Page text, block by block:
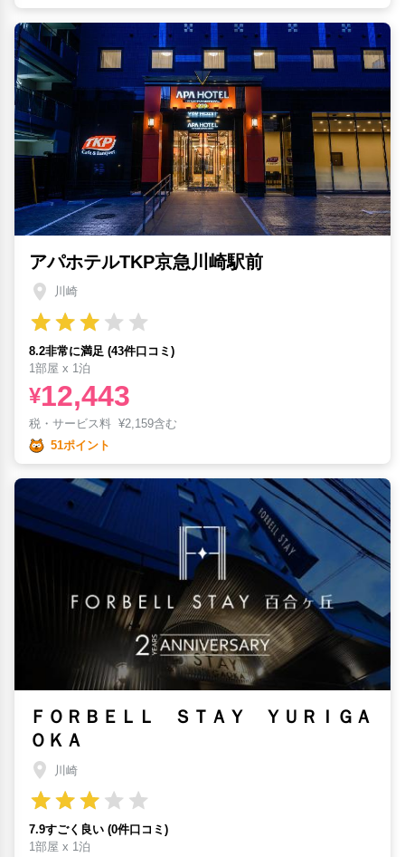
アパホテルTKP京急川崎駅前
川崎
8.2非常に満足 (43件口コミ)
1部屋 x 1泊
¥12,443
税・サービス料 ¥2,159含む
51ポイント
ＦＯＲＢＥＬＬ ＳＴＡＹ ＹＵＲＩＧＡ
ＯＫＡ
川崎
7.9すごく良い (0件口コミ)
1部屋 x 1泊